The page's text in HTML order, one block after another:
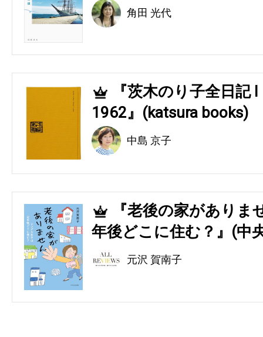
角田 光代
4
『茨木のり子全日記
1962』(katsura books)
中島 京子
5
『老後の家があり
年後どこに住む？』(中
元沢 賀南子